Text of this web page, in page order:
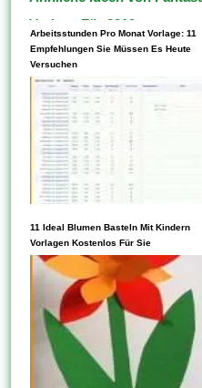
Vorlage Für 2019
Arbeitsstunden Pro Monat Vorlage: 11
Empfehlungen Sie Müssen Es Heute
Versuchen
Listen Diese Aktivitäten oder
Projekte auf, für die
Vorlagen verwenden möchten,
und wählen Diese dann ein
Projekt aus, um loszulegen.
Vorlagen können mehrere
verschiedene Assets
enthalten. Sie können darüber
11 Ideal Blumen Basteln Mit Kindern
Vorlagen Kostenlos Für Sie